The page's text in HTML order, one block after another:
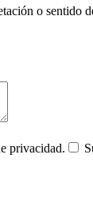
o
privacidad.